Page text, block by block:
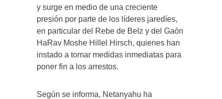
y surge en medio de una creciente
presión por parte de los líderes jaredíes,
en particular del Rebe de Belz y del Gaón
HaRav Moshe Hillel Hirsch, quienes han
instado a tomar medidas inmediatas para
poner fin a los arrestos.
Según se informa, Netanyahu ha